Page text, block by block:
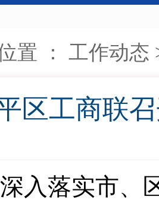
置 ： 工作动态
区工商联
落实市、区